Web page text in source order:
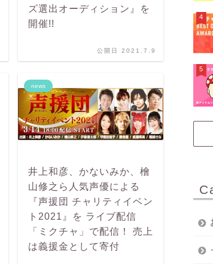
ズ選出オーディション』を
開催!!
公開日 2021.7.9
news
井上和彦、かないみか、檜
山修之ら人気声優による
『声援団 チャリティイベン
ト2021』を ライブ配信
「ミクチャ」で配信！ 売上
は義援金として寄付